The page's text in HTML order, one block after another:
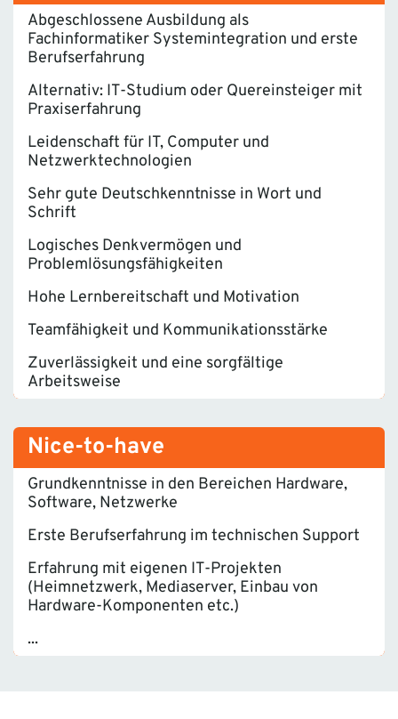
Abgeschlossene Ausbildung als
Fachinformatiker Systemintegration und erste
Berufserfahrung
Alternativ: IT-Studium oder Quereinsteiger mit
Praxiserfahrung
Leidenschaft für IT, Computer und
Netzwerktechnologien
Sehr gute Deutschkenntnisse in Wort und
Schrift
Logisches Denkvermögen und
Problemlösungsfähigkeiten
Hohe Lernbereitschaft und Motivation
Teamfähigkeit und Kommunikationsstärke
Zuverlässigkeit und eine sorgfältige
Arbeitsweise
Nice-to-have
Grundkenntnisse in den Bereichen Hardware,
Software, Netzwerke
Erste Berufserfahrung im technischen Support
Erfahrung mit eigenen IT-Projekten
(Heimnetzwerk, Mediaserver, Einbau von
Hardware-Komponenten etc.)
...